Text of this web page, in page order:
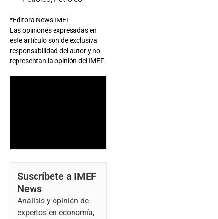
*Editora News IMEF
Las opiniones expresadas en
este artículo son de exclusiva
responsabilidad del autor y no
representan la opinión del IMEF.
Suscríbete a IMEF
News
Análisis y opinión de
expertos en economía,